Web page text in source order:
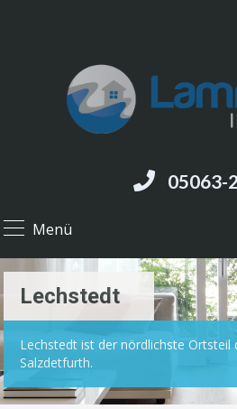
Menü
05063-
Lechstedt
Lechstedt ist der nördlichste Ortsteil
Salzdetfurth.